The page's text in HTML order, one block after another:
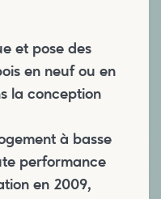
et pose des
en neuf ou en
la conception
à basse
performance
en 2009,